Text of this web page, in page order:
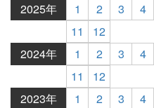
2025年
1 2 3 4
11
12
2024年
1 2 3 4
11
12
2023年
1 2 3 4